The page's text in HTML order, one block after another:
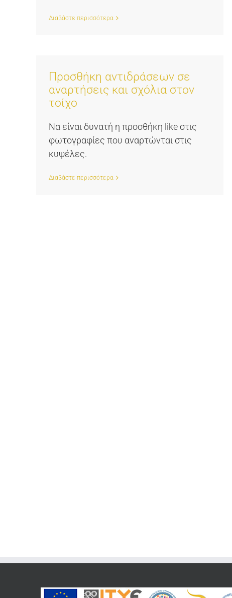
Διαβάστε περισσότερα
Προσθήκη αντιδράσεων σε
αναρτήσεις και σχόλια στον
τοίχο
Να είναι δυνατή η προσθήκη like στις
φωτογραφίες που αναρτώνται στις
κυψέλες.
Διαβάστε περισσότερα